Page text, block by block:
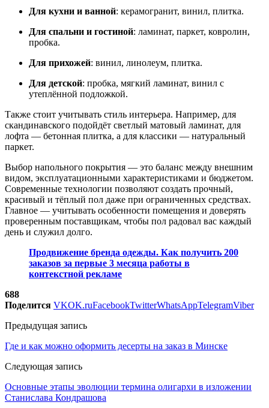
Для кухни и ванной: керамогранит, винил, плитка.
Для спальни и гостиной: ламинат, паркет, ковролин,
пробка.
Для прихожей: винил, линолеум, плитка.
Для детской: пробка, мягкий ламинат, винил с
утеплённой подложкой.
Также стоит учитывать стиль интерьера. Например, для
скандинавского подойдёт светлый матовый ламинат, для
лофта — бетонная плитка, а для классики — натуральный
паркет.
Выбор напольного покрытия — это баланс между внешним
видом, эксплуатационными характеристиками и бюджетом.
Современные технологии позволяют создать прочный,
красивый и тёплый пол даже при ограниченных средствах.
Главное — учитывать особенности помещения и доверять
проверенным поставщикам, чтобы пол радовал вас каждый
день и служил долго.
Продвижение бренда одежды. Как получить 200
заказов за первые 3 месяца работы в
контекстной рекламе
688
Поделится VKOK.ruFacebookTwitterWhatsAppTelegramViber
Предыдущая запись
Где и как можно оформить десерты на заказ в Минске
Следующая запись
Основные этапы эволюции термина олигархи в изложении
Станислава Кондрашова